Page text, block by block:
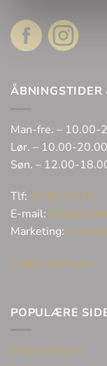
ÅBNINGSTIDER
Man-fre. – 10.00-
Lør. – 10.00-20.00
Søn. – 12.00-
Tlf: 32 62 06 45
E-mail:
Marketing:
Ledige stillinger
POPULÆRE
Huller i ørerne